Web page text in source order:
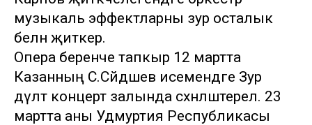
музыкаль эффектларны зур осталык
белән җиткерә.
Опера беренче тапкыр 12 мартта
Казанның С.Сәйдәшев исемендәге Зур
дәүләт концерт залында сәхнәләштерелә. 23
мартта аны Удмуртия Республикасы